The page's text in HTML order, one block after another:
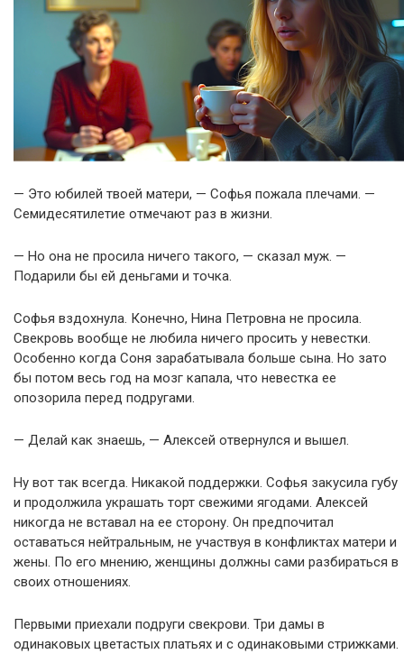
— Это юбилей твоей матери, — Софья пожала плечами. —
Семидесятилетие отмечают раз в жизни.
— Но она не просила ничего такого, — сказал муж. —
Подарили бы ей деньгами и точка.
Софья вздохнула. Конечно, Нина Петровна не просила.
Свекровь вообще не любила ничего просить у невестки.
Особенно когда Соня зарабатывала больше сына. Но зато
бы потом весь год на мозг капала, что невестка ее
опозорила перед подругами.
— Делай как знаешь, — Алексей отвернулся и вышел.
Ну вот так всегда. Никакой поддержки. Софья закусила губу
и продолжила украшать торт свежими ягодами. Алексей
никогда не вставал на ее сторону. Он предпочитал
оставаться нейтральным, не участвуя в конфликтах матери и
жены. По его мнению, женщины должны сами разбираться в
своих отношениях.
Первыми приехали подруги свекрови. Три дамы в
одинаковых цветастых платьях и с одинаковыми стрижками.